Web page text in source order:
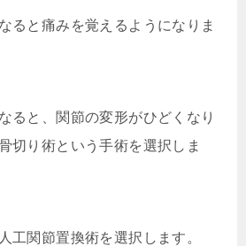
ると痛みを覚えるようになりま
ると、関節の変形がひどくなり
切り術という手術を選択しま
工関節置換術を選択します。